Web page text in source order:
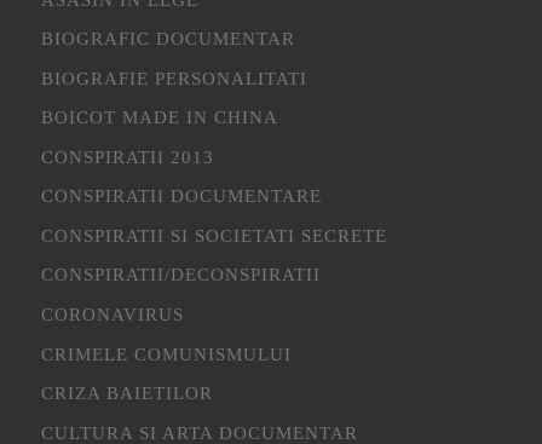
BIOGRAFIC DOCUMENTAR
BIOGRAFIE PERSONALITATI
BOICOT MADE IN CHINA
CONSPIRATII 2013
CONSPIRATII DOCUMENTARE
CONSPIRATII SI SOCIETATI SECRETE
CONSPIRATII/DECONSPIRATII
CORONAVIRUS
CRIMELE COMUNISMULUI
CRIZA BAIETILOR
CULTURA SI ARTA DOCUMENTAR